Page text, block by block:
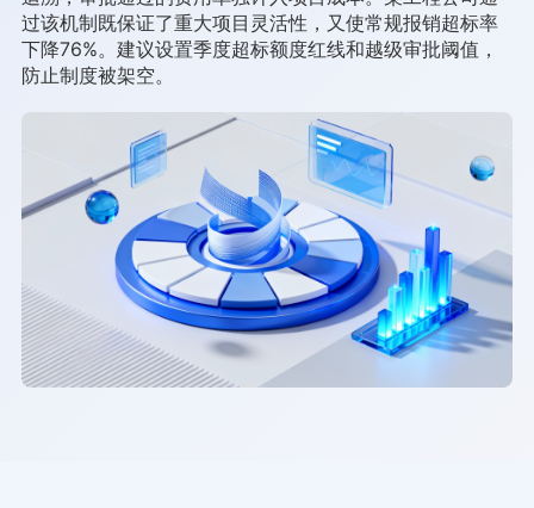
过该机制既保证了重大项目灵活性，又使常规报销超标率
下降76%。建议设置季度超标额度红线和越级审批阈值，
防止制度被架空。